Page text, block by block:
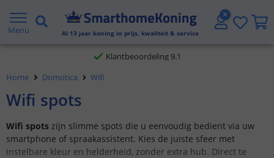
Menu Al 13 jaar koning in prijs, kwaliteit & service
Gratis verzending vanaf € 20,- NL en BE
Klantbeoordeling 9.1
Voor 23:45 uur besteld,
Home Domotica Wifi
Wifi spots
Wifi spots zijn slimme spots die u eenvoudig bedient via uw
smartphone of spraakassistent. Kies de juiste sfeer met
instelbare kleur en helderheid, zonder extra hub. Direct te